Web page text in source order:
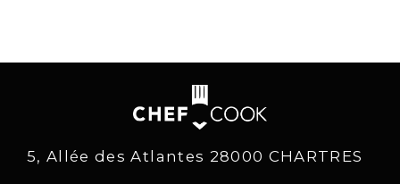
5, Allée des Atlantes 28000 CHARTRES